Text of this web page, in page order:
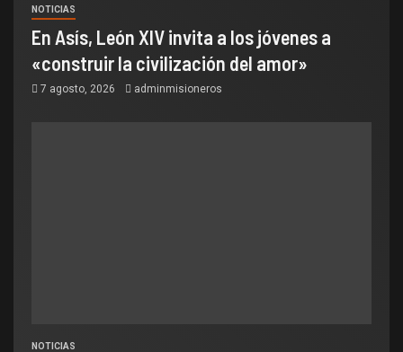
NOTICIAS
En Asís, León XIV invita a los jóvenes a
«construir la civilización del amor»
7 agosto, 2026 adminmisioneros
NOTICIAS